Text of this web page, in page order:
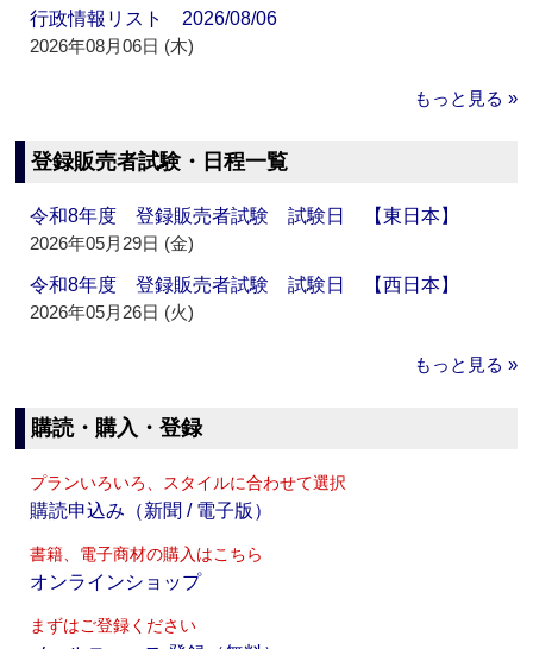
行政情報リスト 2026/08/06
2026年08月06日 (木)
もっと見る »
登録販売者試験・日程一覧
令和8年度 登録販売者試験 試験日 【東日本】
2026年05月29日 (金)
令和8年度 登録販売者試験 試験日 【西日本】
2026年05月26日 (火)
もっと見る »
購読・購入・登録
プランいろいろ、スタイルに合わせて選択
購読申込み（新聞 / 電子版）
書籍、電子商材の購入はこちら
オンラインショップ
まずはご登録ください